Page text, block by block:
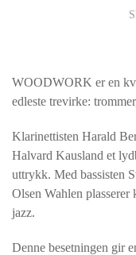
WOODWORK er en
edleste trevirke:
Klarinettisten Harald
Halvard Kausland et
uttrykk. Med bassisten
Olsen Wahlen
jazz.
Denne besetningen gir